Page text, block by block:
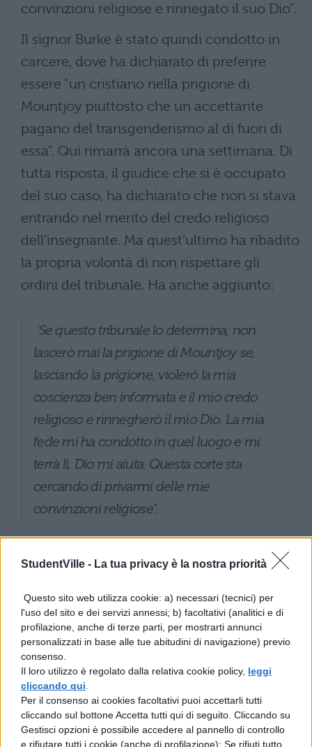
StudentVille - La tua privacy è la nostra priorità
Questo sito web utilizza cookie: a) necessari (tecnici) per
l'uso del sito e dei servizi annessi; b) facoltativi (analitici e di
profilazione, anche di terze parti, per mostrarti annunci
personalizzati in base alle tue abitudini di navigazione) previo
consenso.
Il loro utilizzo è regolato dalla relativa cookie policy, leggi
cliccando qui
Per il consenso ai cookies facoltativi puoi accettarli tutti
cliccando sul bottone Accetta tutti qui di seguito. Cliccando su
Gestisci opzioni è possibile accedere al pannello di controllo
e rifiutare tutti i cookie (anche di profilazione); Se rifiuti tutto,
convinzioni religiose e rinnegato il suo Dio”.
Il signor Burke è stato quindi condotto in
carcere, dove ha dichiarato di preferire
essere “un cristiano nella prigione di
Mountjoy piuttosto che un accettante
pagano del transgenderismo al di fuori di
essa”. Qui rimarrà ancora una settimana. Di
tutta risposta, il giudice che si è occupato
del suo caso, ha dichiarato che non si stava
entrando nel merito del credo religioso
dell’insegnante. Ma quest’ultimo ha ribadito
la propria volontà di non rispettare gli
ordini del tribunale. Ha anche aggiunto:
‘Se questo tribunale lo determina, non
lascerò mai la prigione di Mountjoy se,
lasciando la prigione, violerò la mia
coscienza ben informata e il mio credo
religioso e rinnegherò il mio Dio. La mia
fede mi ha condotto in quel luogo e mi
terrà lì, Dio mi aiuta. Questa corte sta
cercando di privarmi delle mie
convinzioni religiose”.
L’azione legale non ha a che
fare con il transgenderismo
L’insegnante era stato sospeso dalla scuola
di Westmeath per essersi rifiutato di
rivolgersi allo studente transessuale
chiamandolo “loro” anziché “lui”, come lo
stesso allievo ed i suoi genitori gli avevano
pregato di fare a maggio. Il professore,
però, ha affermato che una tale richiesta lo